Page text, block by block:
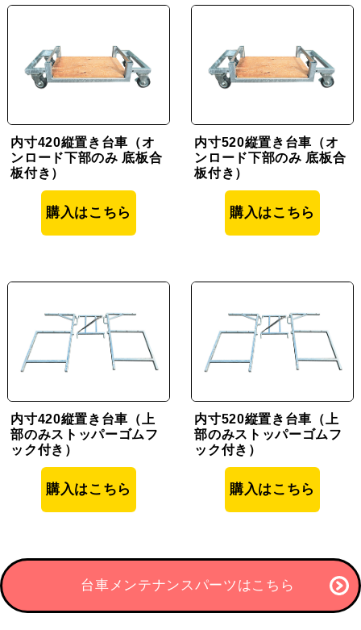
内寸420縦置き台車（オ
ンロード下部のみ 底板合
板付き）
購入はこちら
内寸520縦置き台車（オ
ンロード下部のみ 底板合
板付き）
購入はこちら
内寸420縦置き台車（上
部のみストッパーゴムフ
ック付き）
購入はこちら
内寸520縦置き台車（上
部のみストッパーゴムフ
ック付き）
購入はこちら
台車メンテナンスパーツはこちら